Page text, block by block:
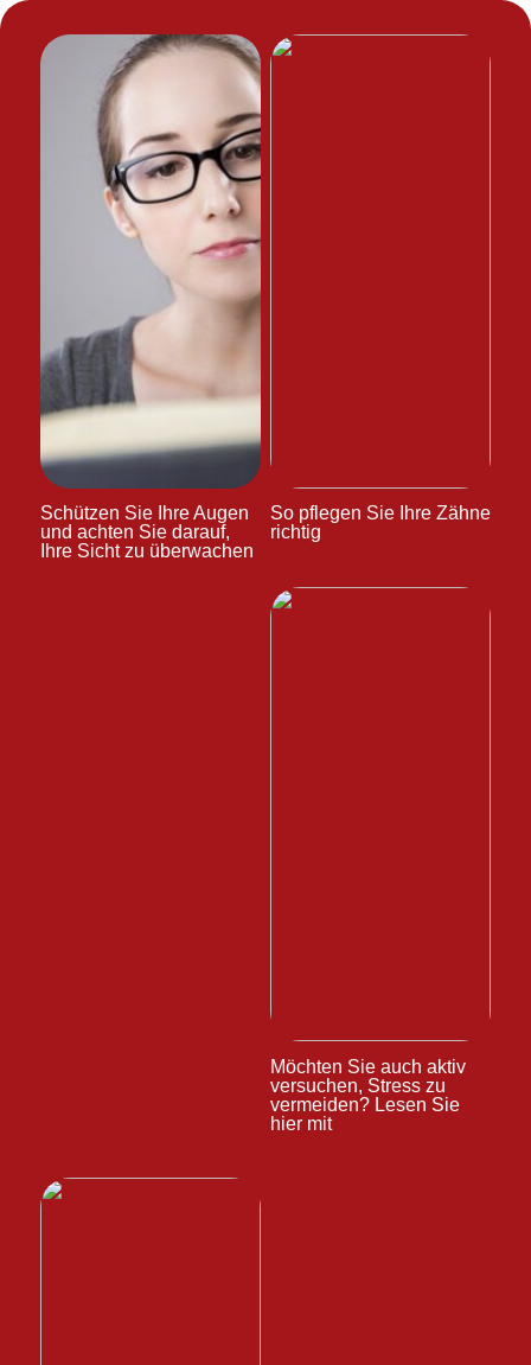
Schützen Sie Ihre Augen
und achten Sie darauf,
Ihre Sicht zu überwachen
So pflegen Sie Ihre Zähne
richtig
Möchten Sie auch aktiv
versuchen, Stress zu
vermeiden? Lesen Sie
hier mit